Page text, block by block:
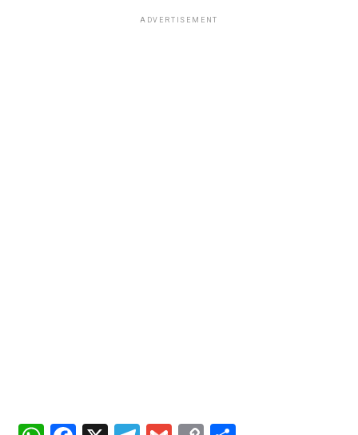
ADVERTISEMENT